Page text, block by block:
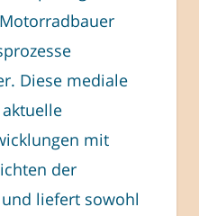
Diese mediale
mit
der
liefert sowohl